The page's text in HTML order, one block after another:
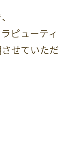
ピューティ
せていただ